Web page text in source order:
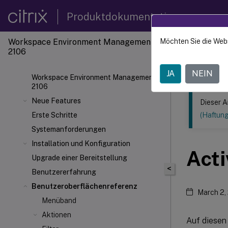
Produktdokumentation
Workspace Environment Management
2106
Workspace Environment Management
2106
Neue Features
Erste Schritte
Systemanforderungen
Installation und Konfiguration
Upgrade einer Bereitstellung
Benutzererfahrung
Benutzeroberflächenreferenz
Menüband
Aktionen
Dieser Inhalt
<
Dieser
March
Auf
Möchten Sie die
JA NEIN